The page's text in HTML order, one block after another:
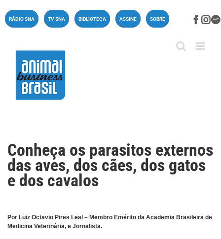
paraRÁDIO SNA TV SNA BIBLIOTECA ASSINE SOBRE
Conheça os parasitos externos
das aves, dos cães, dos gatos
e dos cavalos
Por Luiz Octavio Pires Leal – Membro Emérito da Academia Brasileira de
Medicina Veterinária, e Jornalista.